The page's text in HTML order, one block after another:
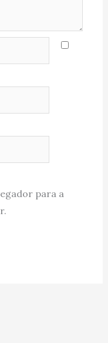
para a